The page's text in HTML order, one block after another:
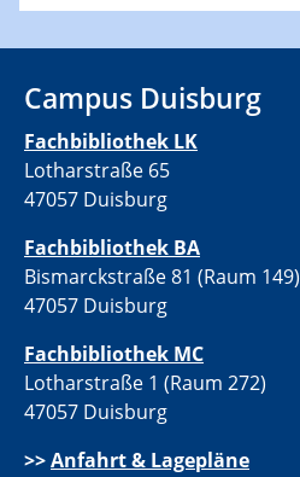
Campus Duisburg
Fachbibliothek LK
Lotharstraße 65
47057 Duisburg
Fachbibliothek BA
Bismarckstraße 81 (Raum 149)
47057 Duisburg
Fachbibliothek MC
Lotharstraße 1 (Raum 272)
47057 Duisburg
>>Anfahrt & Lagepläne